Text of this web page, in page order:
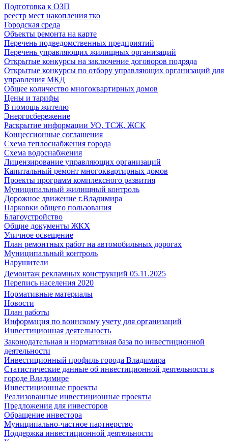
Подготовка к ОЗП
реестр мест накопления тко
Городская среда
Объекты ремонта на карте
Перечень подведомственных предприятий
Перечень управляющих жилищных организаций
Открытые конкурсы на заключение договоров подряда
Открытые конкурсы по отбору управляющих организаций для
управления МКД
Общее количество многоквартирных домов
Цены и тарифы
В помощь жителю
Энергосбережение
Раскрытие информации УО, ТСЖ, ЖСК
Концессионные соглашения
Схема теплоснабжения города
Схема водоснабжения
Лицензирование управляющих организаций
Капитальный ремонт многоквартирных домов
Проекты программ комплексного развития
Муниципальный жилищный контроль
Дорожное движение г.Владимира
Парковки общего пользования
Благоустройство
Общие документы ЖКХ
Уличное освещение
План ремонтных работ на автомобильных дорогах
Муниципальный контроль
Нарушители
Демонтаж рекламных конструкций 05.11.2025
Перепись населения 2020
Нормативные материалы
Новости
План работы
Информация по воинскому учету для организаций
Инвестиционная деятельность
Законодательная и нормативная база по инвестиционной
деятельности
Инвестиционный профиль города Владимира
Статистические данные об инвестиционной деятельности в
городе Владимире
Инвестиционные проекты
Реализованные инвестиционные проекты
Предложения для инвесторов
Обращение инвестора
Муниципально-частное партнерство
Поддержка инвестиционной деятельности